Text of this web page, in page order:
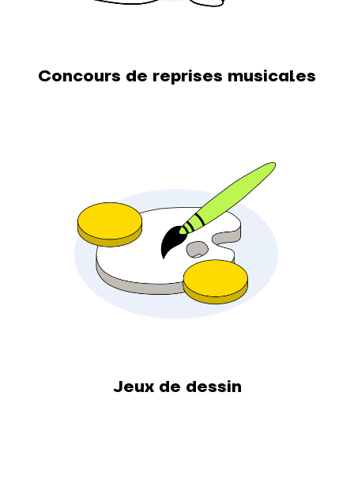
Concours de reprises musicales
Jeux de dessin